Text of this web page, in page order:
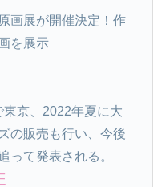
画展が開催決定！作
を展示
京、2022年夏に大
の販売も行い、今後
って発表される。